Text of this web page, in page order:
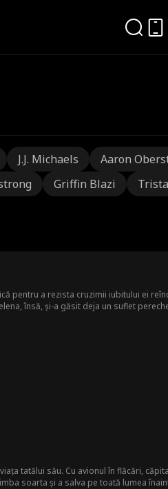
J.J. Michaels Aaron
Griffin Blazi
pentru a rezista cruzimii iubitului ei
însă, și-a găsit deja un suflet
tatălui său. Cu avionul în flăcări,
soarta și a salva pe toată lumea